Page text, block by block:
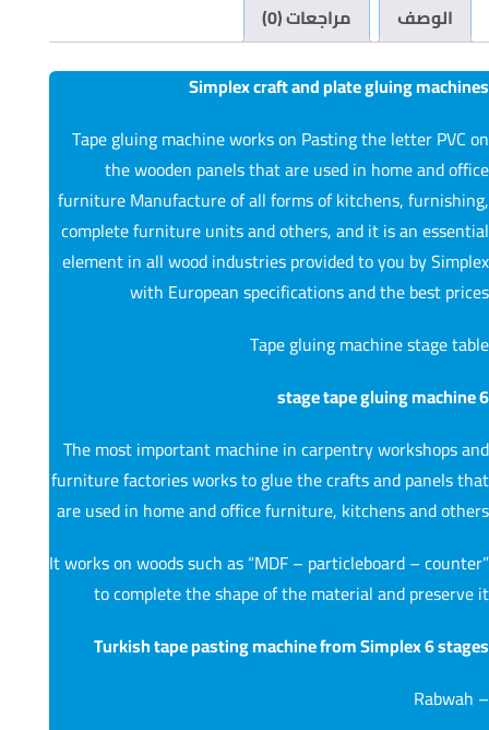
الوصف مراجعات (0)
Simplex craft and plate gluing machines
Tape gluing machine works on Pasting the letter PVC on
the wooden panels that are used in home and office
furniture Manufacture of all forms of kitchens, furnishing,
complete furniture units and others, and it is an essential
element in all wood industries provided to you by Simplex
with European specifications and the best prices
Tape gluing machine stage table
6 stage tape gluing machine
The most important machine in carpentry workshops and
furniture factories works to glue the crafts and panels that
are used in home and office furniture, kitchens and others
It works on woods such as “MDF – particleboard – counter”
to complete the shape of the material and preserve it
Turkish tape pasting machine from Simplex 6 stages
– Rabwah